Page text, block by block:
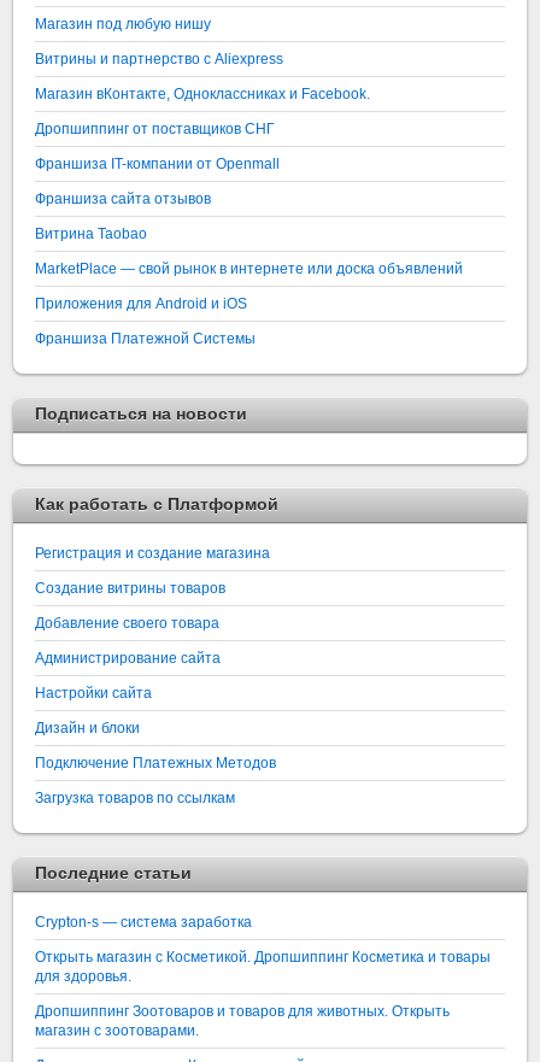
Магазин под любую нишу
Витрины и партнерство с Aliexpress
Магазин вКонтакте, Одноклассниках и Facebook.
Дропшиппинг от поставщиков СНГ
Франшиза IT-компании от Openmall
Франшиза сайта отзывов
Витрина Taobao
MarketPlace — свой рынок в интернете или доска объявлений
Приложения для Android и iOS
Франшиза Платежной Системы
Подписаться на новости
Как работать с Платформой
Регистрация и создание магазина
Создание витрины товаров
Добавление своего товара
Администрирование сайта
Настройки сайта
Дизайн и блоки
Подключение Платежных Методов
Загрузка товаров по ссылкам
Последние статьи
Crypton-s — система заработка
Открыть магазин с Косметикой. Дропшиппинг Косметика и товары
для здоровья.
Дропшиппинг Зоотоваров и товаров для животных. Открыть
магазин с зоотоварами.